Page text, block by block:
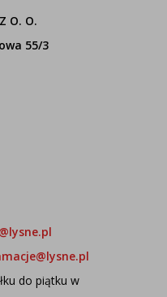
O. O.
55/3
do piątku w